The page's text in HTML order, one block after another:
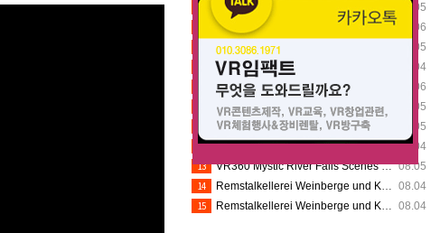
08.05
VR360 Stately Stroll after the drone show 8K (8-1-2026) - Silver Dollar City (Insta360 X5)
08.06
Spider-Man from a fly&#39;s perspective VR360
08.05
VR360 Stately Stroll after the drone show 8K (8-1-2026) - Silver Dollar City (Insta360 X5)
08.04
[VR360] 2026 一宮町納涼花火大会 総集編
08.06
Spider-Man from a fly&#39;s perspective VR360
08.05
VR360 Mystic River Falls Scenes 8K (8-1-2026) - Silver Dollar City (Insta360 X5)
08.05
VR360 Stately Stroll after the drone show 8K (8-1-2026) - Silver Dollar City (Insta360 X5)
08.04
12
[VR360] 2026 一宮町納涼花火大会 総集編
08.05
13
VR360 Mystic River Falls Scenes 8K (8-1-2026) - Silver Dollar City (Insta360 X5)
08.04
14
Remstalkellerei Weinberge und Kelter VR360
08.04
15 Remstalkellerei Weinberge und Kelter VR360